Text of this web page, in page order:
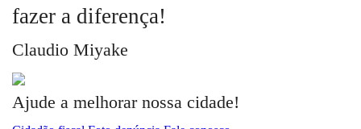
fazer a diferença!
Claudio Miyake
Ajude a melhorar nossa cidade!